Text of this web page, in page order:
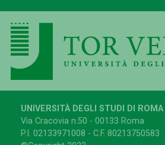
UNIVERSITÀ DEGLI STUDI DI
Via Cracovia n.50 - 00133 Roma
P.I. 02133971008 - C.F. 80213750583